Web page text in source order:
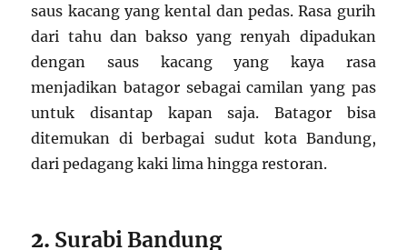
saus kacang yang kental dan pedas. Rasa gurih
dari tahu dan bakso yang renyah dipadukan
dengan saus kacang yang kaya rasa
menjadikan batagor sebagai camilan yang pas
untuk disantap kapan saja. Batagor bisa
ditemukan di berbagai sudut kota Bandung,
dari pedagang kaki lima hingga restoran.
2. Surabi Bandung